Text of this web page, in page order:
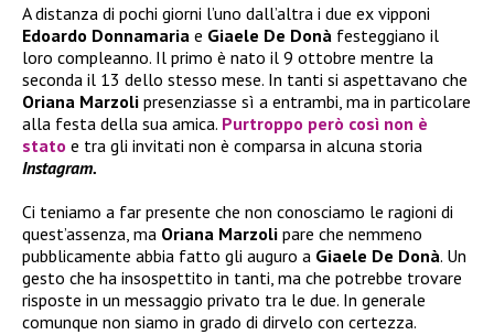
A distanza di pochi giorni l’uno dall’altra i due ex vipponi
Edoardo Donnamaria e Giaele De Donà festeggiano il
loro compleanno. Il primo è nato il 9 ottobre mentre la
seconda il 13 dello stesso mese. In tanti si aspettavano che
Oriana Marzoli presenziasse sì a entrambi, ma in particolare
alla festa della sua amica. Purtroppo però così non è
stato e tra gli invitati non è comparsa in alcuna storia
Instagram.
Ci teniamo a far presente che non conosciamo le ragioni di
quest’assenza, ma Oriana Marzoli pare che nemmeno
pubblicamente abbia fatto gli auguro a Giaele De Donà. Un
gesto che ha insospettito in tanti, ma che potrebbe trovare
risposte in un messaggio privato tra le due. In generale
comunque non siamo in grado di dirvelo con certezza.